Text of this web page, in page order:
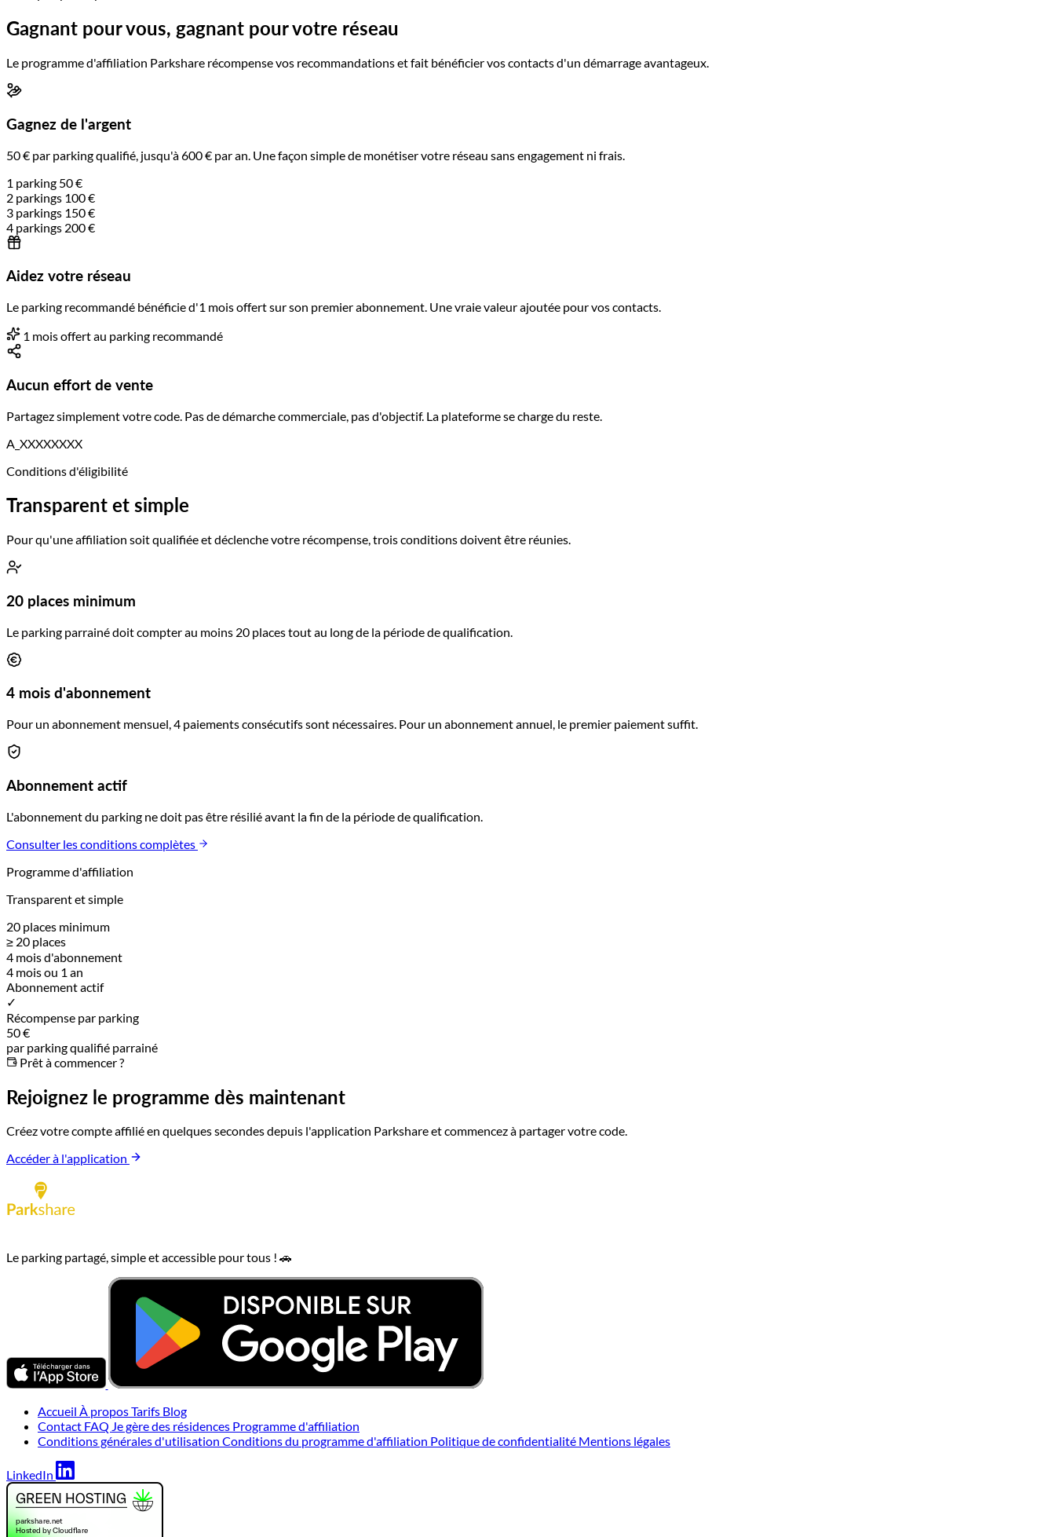
Gagnant pour vous, gagnant pour votre réseau
Le programme d'affiliation Parkshare récompense vos recommandations et fait bénéficier vos contacts d'un démarrage avantageux.
Gagnez de l'argent
50 € par parking qualifié, jusqu'à 600 € par an. Une façon simple de monétiser votre réseau sans engagement ni frais.
1 parking 50 €
2 parkings 100 €
3 parkings 150 €
4 parkings 200 €
Aidez votre réseau
Le parking recommandé bénéficie d'1 mois offert sur son premier abonnement. Une vraie valeur ajoutée pour vos contacts.
1 mois offert au parking recommandé
Aucun effort de vente
Partagez simplement votre code. Pas de démarche commerciale, pas d'objectif. La plateforme se charge du reste.
A_XXXXXXXX
Conditions d'éligibilité
Transparent et simple
Pour qu'une affiliation soit qualifiée et déclenche votre récompense, trois conditions doivent être réunies.
20 places minimum
Le parking parrainé doit compter au moins 20 places tout au long de la période de qualification.
4 mois d'abonnement
Pour un abonnement mensuel, 4 paiements consécutifs sont nécessaires. Pour un abonnement annuel, le premier paiement suffit.
Abonnement actif
L'abonnement du parking ne doit pas être résilié avant la fin de la période de qualification.
Consulter les conditions complètes
Programme d'affiliation
Transparent et simple
20 places minimum
≥ 20 places
4 mois d'abonnement
4 mois ou 1 an
Abonnement actif
✓
Récompense par parking
50 €
par parking qualifié parrainé
Prêt à commencer ?
Rejoignez le programme dès maintenant
Créez votre compte affilié en quelques secondes depuis l'application Parkshare et commencez à partager votre code.
Accéder à l'application
Le parking partagé, simple et accessible pour tous ! 🚗
Accueil À proposTarifs Blog
Contact FAQ Je gère des résidences Programme d'affiliation
Conditions générales d'utilisation Conditions du programme d'affiliation Politique de confidentialité Mentions légales
LinkedIn